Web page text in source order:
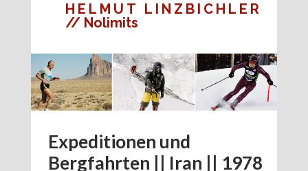
HELMUT LINZBICHLER
// Nolimits
Expeditionen und
Bergfahrten || Iran || 1978